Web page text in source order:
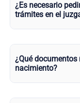
¿Es necesario
trámites en el
¿Qué
nacimiento?